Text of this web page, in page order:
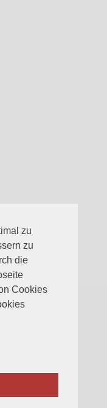
zu
zu
die
Cookies